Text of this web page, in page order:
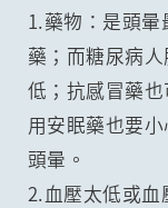
1.藥物：是頭
藥；而糖尿病
低；抗感冒藥
用安眠藥也要
頭暈。
2.血壓太低或